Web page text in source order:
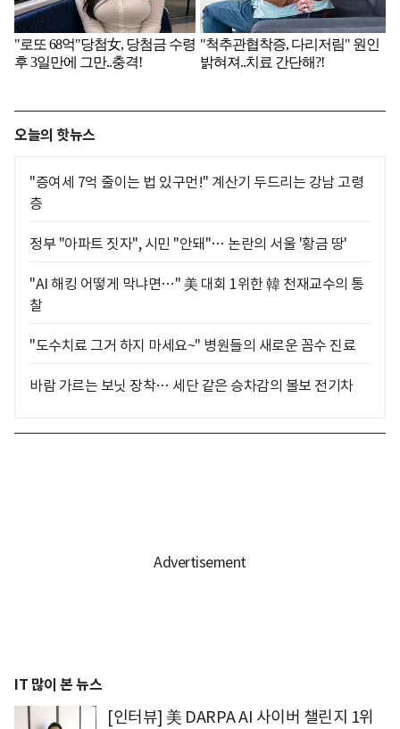
오늘의 핫뉴스
"증여세 7억 줄이는 법 있구먼!" 계산기 두드리는 강남 고령
층
정부 "아파트 짓자", 시민 "안돼"… 논란의 서울 '황금 땅'
"AI 해킹 어떻게 막냐면…" 美 대회 1위한 韓 천재교수의 통
찰
"도수치료 그거 하지 마세요~" 병원들의 새로운 꼼수 진료
바람 가르는 보닛 장착… 세단 같은 승차감의 볼보 전기차
IT 많이 본 뉴스
[인터뷰] 美 DARPA AI 사이버 챌린지 1위